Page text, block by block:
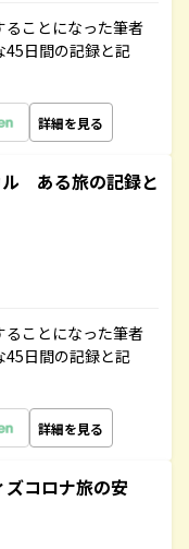
ることになった筆者
45日間の記録と記
詳細を見る
ル ある旅の記録と
ることになった筆者
45日間の記録と記
詳細を見る
コロナ旅の安